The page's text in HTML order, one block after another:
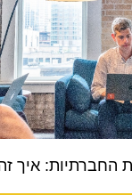
החברתיות: איך